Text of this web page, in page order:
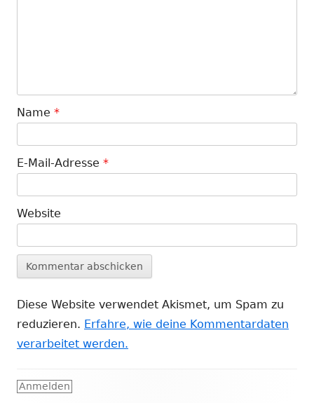
Name *
E-Mail-Adresse *
Website
Diese Website verwendet Akismet, um Spam zu
reduzieren. Erfahre, wie deine Kommentardaten
verarbeitet werden.
Footer
Anmelden